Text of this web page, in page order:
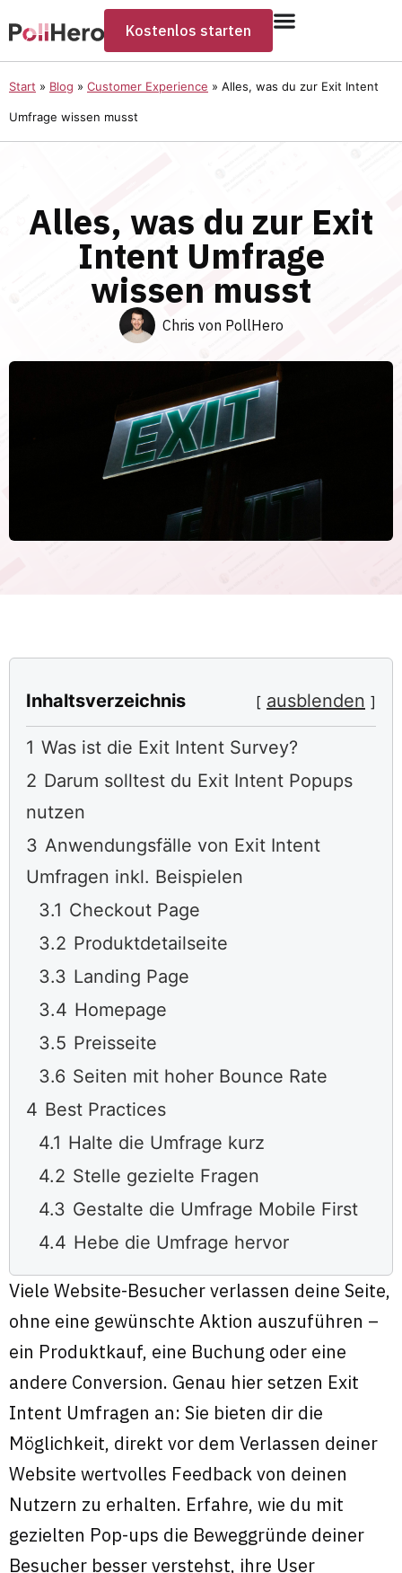
Kostenlos starten
Start » Blog » Customer Experience » Alles, was du zur Exit Intent
Umfrage wissen musst
Alles, was du zur Exit
Intent Umfrage
wissen musst
Chris von PollHero
Inhaltsverzeichnis ausblenden
1 Was ist die Exit Intent Survey?
2 Darum solltest du Exit Intent Popups
nutzen
3 Anwendungsfälle von Exit Intent
Umfragen inkl. Beispielen
3.1 Checkout Page
3.2 Produktdetailseite
3.3 Landing Page
3.4 Homepage
3.5 Preisseite
3.6 Seiten mit hoher Bounce Rate
4 Best Practices
4.1 Halte die Umfrage kurz
4.2 Stelle gezielte Fragen
4.3 Gestalte die Umfrage Mobile First
4.4 Hebe die Umfrage hervor
Viele Website-Besucher verlassen deine Seite,
ohne eine gewünschte Aktion auszuführen –
ein Produktkauf, eine Buchung oder eine
andere Conversion. Genau hier setzen Exit
Intent Umfragen an: Sie bieten dir die
Möglichkeit, direkt vor dem Verlassen deiner
Website wertvolles Feedback von deinen
Nutzern zu erhalten. Erfahre, wie du mit
gezielten Pop-ups die Beweggründe deiner
Besucher besser verstehst, ihre User